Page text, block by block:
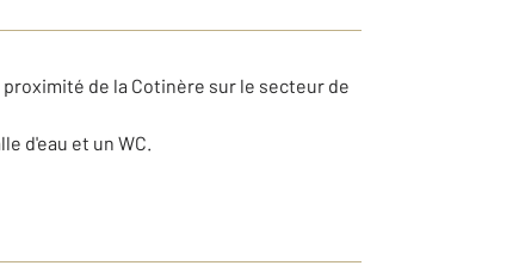
proximité de la Cotinère sur le secteur de
d'eau et un WC.